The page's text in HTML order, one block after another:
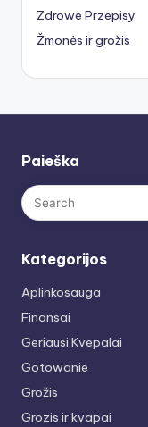
Zdrowe Przepisy
Žmonės ir grožis
Paieška
Kategorijos
Aplinkosauga
Finansai
Geriausi Kvepalai
Gotowanie
Grožis
Grozis ir kvapai